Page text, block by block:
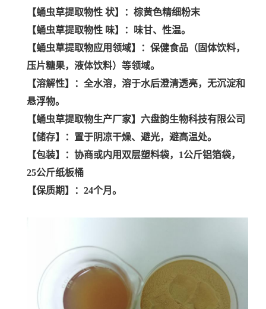
【蛹虫草提取物性 状】：棕黄色精细粉末
【蛹虫草提取物性 味】：味甘、性温。
【蛹虫草提取物应用领域】：保健食品（固体饮料，
压片糖果，液体饮料）等领域。
【溶解性】：全水溶，溶于水后澄清透亮，无沉淀和
悬浮物。
【蛹虫草提取物生产厂家】六盘韵生物科技有限公司
【储存】：置于阴凉干燥、避光，避高温处。
【包装】：协商或内用双层塑料袋，1公斤铝箔袋，
25公斤纸板桶
【保质期】：24个月。